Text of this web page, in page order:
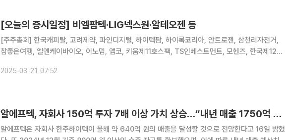
[오늘의 증시일정] 비엘팜텍·LIG넥스원·알테오젠 등
[주주총회] 한국캐피탈, 고려제약, 파인디지털, 하이텍팜, 하이록코리아, 안트로젠, 삼천리자전거,
참좋은여행, 엘앤케이바이오, 이노뎁, 앱코, 키움제11호스팩, TS인베스트먼트, 모헨즈, 한국제12호
에프엠코리아, 나이스디앤비, 엑시온그룹, 이수앱지스, 대
2025-03-21 07:52
알에프텍, 자회사 150억 투자 7배 이상 가치 상승…“내년 매출 1750억 기대”
알에프텍은 자회사 한주하이텍이 올해 약 640억 원의 매출을 달성할 것으로 전망한다고 16일 밝혔